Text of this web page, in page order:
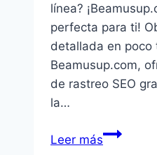
línea?
perfecta para ti!
detallada en poco
Beamusup.com,
de rastreo SEO
la…
Leer másMejora